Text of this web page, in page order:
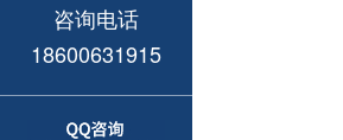
咨询电话
18600631915